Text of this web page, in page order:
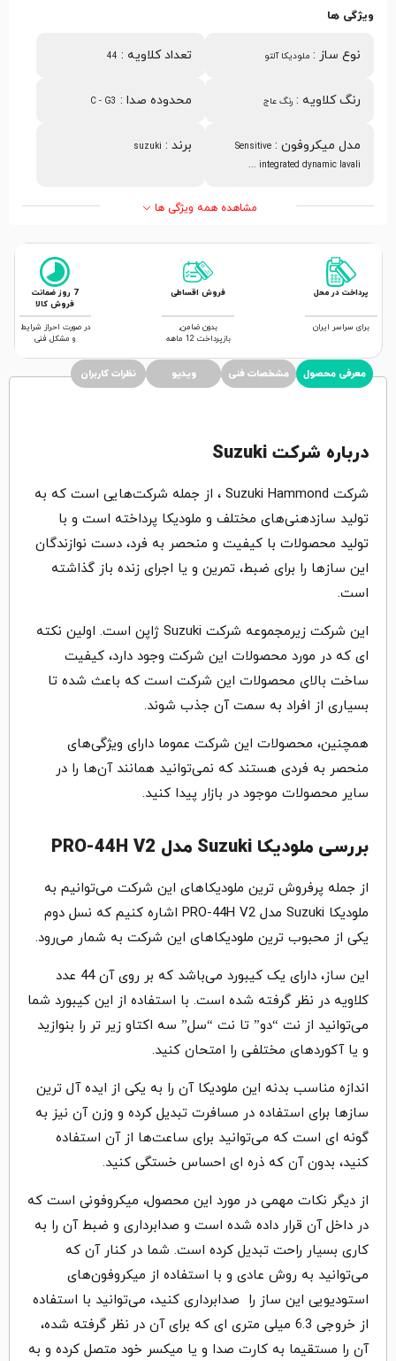
ویژگی ها
نوع ساز : ملودیکا آلتو تعداد کلاویه :
44
رنگ کلاویه : رنگ عاج محدوده صدا :
C - G3
مدل میکروفون :
Sensitive
integrated dynamic lavali ...
برند :
suzuki
مشاهده همه ویژگی ها
پرداخت در محل
برای سراسر ایران
فروش اقساطی
بدون ضامن,
بازپرداخت 12 ماهه
7 روز ضمانت
فروش کالا
در صورت احراز شرایط
و مشکل فنی
معرفی محصول مشخصات فنی ویدیو نظرات کاربران
درباره شرکت Suzuki
شرکت Suzuki Hammond ، از جمله شرکت‌هایی است که به
تولید سازدهنی‌های مختلف و ملودیکا پرداخته است و با
تولید محصولات با کیفیت و منحصر به فرد، دست نوازندگان
این سازها را برای ضبط، تمرین و یا اجرای زنده باز گذاشته
است.
این شرکت زیرمجموعه شرکت Suzuki ژاپن است. اولین نکته
ای که در مورد محصولات این شرکت وجود دارد، کیفیت
ساخت بالای محصولات این شرکت است که باعث شده تا
بسیاری از افراد به سمت آن جذب شوند.
همچنین، محصولات این شرکت عموما دارای ویژگی‌های
منحصر به فردی هستند که نمی‌توانید همانند آن‌ها را در
سایر محصولات موجود در بازار پیدا کنید.
بررسی ملودیکا Suzuki مدل PRO-44H V2
از جمله پرفروش ترین ملودیکاهای این شرکت می‌توانیم به
ملودیکا Suzuki مدل PRO-44H V2 اشاره کنیم که نسل دوم
یکی از محبوب ترین ملودیکاهای این شرکت به شمار می‌رود.
این ساز، دارای یک کیبورد می‌باشد که بر روی آن 44 عدد
کلاویه در نظر گرفته شده است. با استفاده از این کیبورد شما
می‌توانید از نت “دو” تا نت “سل” سه اکتاو زیر تر را بنوازید
و یا آکوردهای مختلفی را امتحان کنید.
اندازه مناسب بدنه این ملودیکا آن را به یکی از ایده آل ترین
سازها برای استفاده در مسافرت تبدیل کرده و وزن آن نیز به
گونه ای است که می‌توانید برای ساعت‌ها از آن استفاده
کنید، بدون آن که ذره ای احساس خستگی کنید.
از دیگر نکات مهمی در مورد این محصول، میکروفونی است که
در داخل آن قرار داده شده است و صدابرداری و ضبط آن را به
کاری بسیار راحت تبدیل کرده است. شما در کنار آن که
می‌توانید به روش عادی و با استفاده از میکروفون‌های
استودیویی این ساز را صدابرداری کنید، می‌توانید با استفاده
از خروجی 6.3 میلی متری ای که برای آن در نظر گرفته شده،
آن را مستقیما به کارت صدا و یا میکسر خود متصل کرده و به